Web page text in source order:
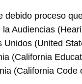
proceso
Audiencias
(United
(California
(California Code